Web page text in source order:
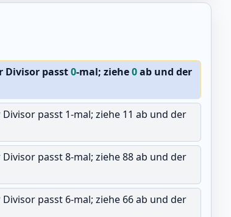
Divisor passt0-mal; ziehe0ab und der
passt 1-mal; ziehe 11 ab und der
passt 8-mal; ziehe 88 ab und der
passt 6-mal; ziehe 66 ab und der